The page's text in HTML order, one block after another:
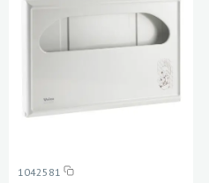
1042581